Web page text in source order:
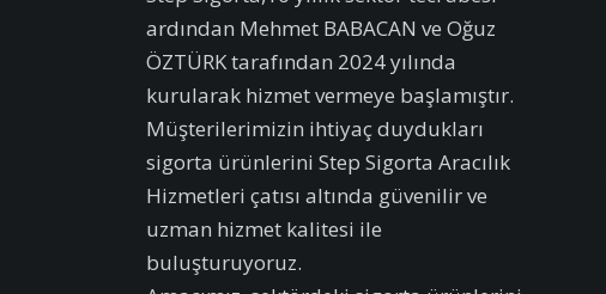
ardından Mehmet BABACAN ve Oğuz
ÖZTÜRK tarafından 2024 yılında
kurularak hizmet vermeye başlamıştır.
Müşterilerimizin ihtiyaç duydukları
sigorta ürünlerini Step Sigorta Aracılık
Hizmetleri çatısı altında güvenilir ve
uzman hizmet kalitesi ile
buluşturuyoruz.